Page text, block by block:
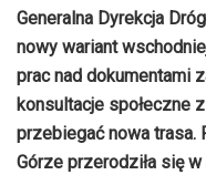
Generalna Dyrekcja
nowy wariant
prac nad dokumentami
konsultacje społeczne
przebiegać nowa
Górze przerodziła się